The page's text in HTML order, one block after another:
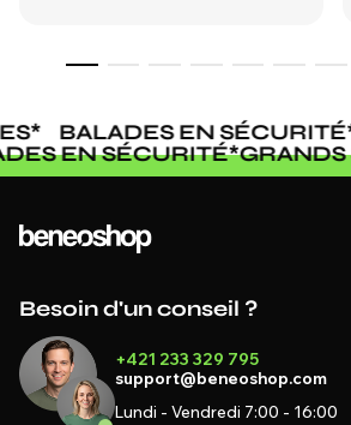
* BALADES EN SÉCURITÉ*
EN SÉCURITÉ*
Besoin d'un conseil ?
+421 233 329 795
support@beneoshop.com
Lundi - Vendredi 7:00 - 16:00